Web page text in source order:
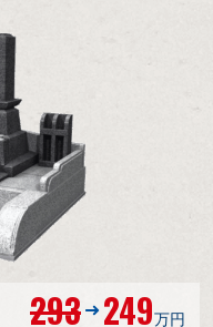
293 249万円